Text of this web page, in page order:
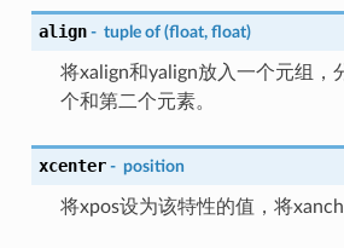
align - tuple of (float, float)
将xalign和yalign放入一个元组，
个和第二个元素。
xcenter - position
将xpos设为该特性的值，将